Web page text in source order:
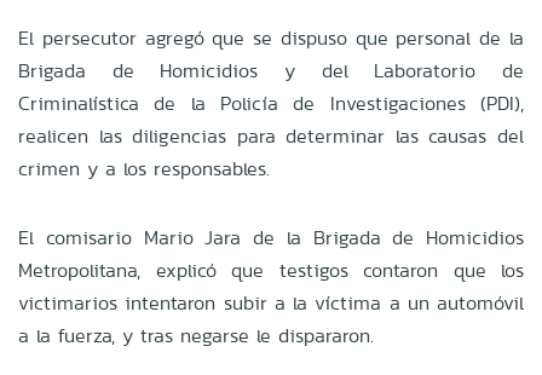
El persecutor agregó que se dispuso que personal de la
Brigada de Homicidios y del Laboratorio de
Criminalística de la Policía de Investigaciones (PDI),
realicen las diligencias para determinar las causas del
crimen y a los responsables.
El comisario Mario Jara de la Brigada de Homicidios
Metropolitana, explicó que testigos contaron que los
victimarios intentaron subir a la víctima a un automóvil
a la fuerza, y tras negarse le dispararon.